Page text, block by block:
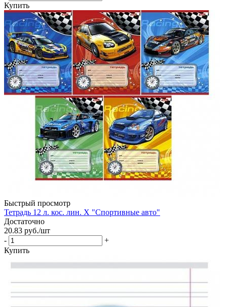
Купить
Быстрый просмотр
Тетрадь 12 л. кос. лин. Х "Спортивные авто"
Достаточно
20.83 руб./шт
-
+
Купить